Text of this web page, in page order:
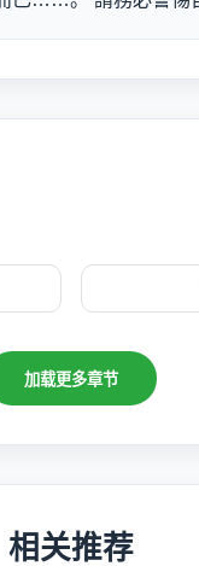
加载更多章节
相关推荐